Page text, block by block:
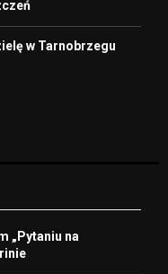
w Tarnobrzegu
„Pytaniu na